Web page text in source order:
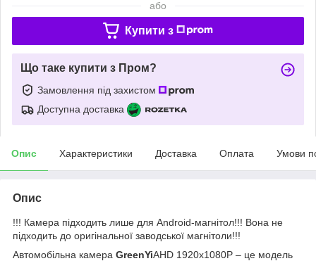
або
Купити з
Що таке купити з Пром?
Замовлення під захистом
Доступна доставка
Опис Характеристики Доставка Оплата Умови
Опис
!!! Камера підходить лише для Android-магнітол!!! Вона не
підходить до оригінальної заводської магнітоли!!!
Автомобільна камера GreenYiAHD 1920x1080P – це модель